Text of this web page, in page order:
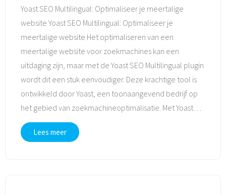
Yoast SEO Multilingual: Optimaliseer je meertalige
website Yoast SEO Multilingual: Optimaliseer je
meertalige website Het optimaliseren van een
meertalige website voor zoekmachines kan een
uitdaging zijn, maar met de Yoast SEO Multilingual plugin
wordt dit een stuk eenvoudiger. Deze krachtige tool is
ontwikkeld door Yoast, een toonaangevend bedrijf op
het gebied van zoekmachineoptimalisatie. Met Yoast…
Lees meer